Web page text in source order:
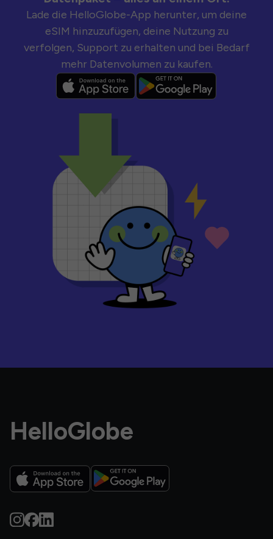
Lade die HelloGlobe-App herunter, um deine
eSIM hinzuzufügen, deine Nutzung zu
verfolgen, Support zu erhalten und bei Bedarf
mehr Datenvolumen zu kaufen.
HelloGlobe